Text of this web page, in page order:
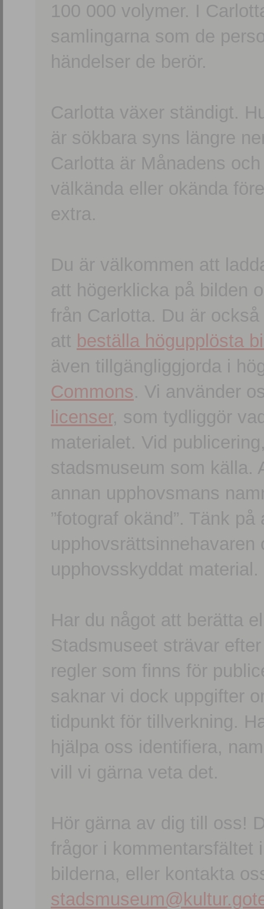
100 000 volymer. I
samlingarna som de
händelser de berör.
Carlotta växer ständigt.
är sökbara syns längre
Carlotta är Månadens
välkända eller okända
extra.
Du är välkommen att
att högerklicka på bilden
från Carlotta. Du är
att beställa högupplösta
även tillgängliggjorda i
Commons. Vi använder
licenser, som tydliggör
materialet. Vid
stadsmuseum som källa.
annan upphovsmans
”fotograf okänd”. Tänk
upphovsskyddat material.
Har du något att berätta
Stadsmuseet strävar
regler som finns för
saknar vi dock uppgifter
tidpunkt för tillverkning.
hjälpa oss identifiera,
vill vi gärna veta det.
Hör gärna av dig till oss!
frågor i kommentarsfältet
bilderna, eller kontakta